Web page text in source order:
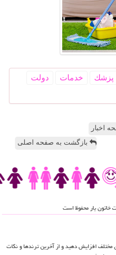
پزشك خدمات
دولت
اخبار
بازگشت به صفحه اصلی
مختلف افزایش دهید و از آخرین ترندها و نکات